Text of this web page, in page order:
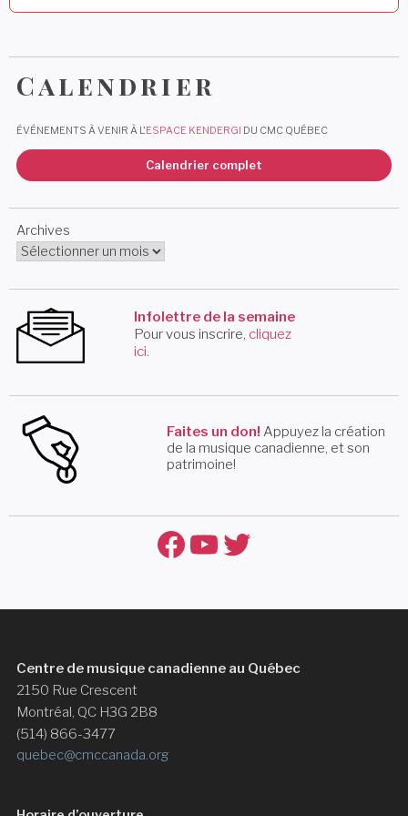
Calendrier
ÉVÉNEMENTS À VENIR À L'ESPACE KENDERGI DU CMC QUÉBEC
Calendrier complet
Archives
Infolettre de la semaine
Pour vous inscrire, cliquez
ici.
Faites un don! Appuyez la création
de la musique canadienne, et son
patrimoine!
Facebook
YouTube
Twitter
Centre de musique canadienne au Québec
2150 Rue Crescent
Montréal, QC H3G 2B8
(514) 866-3477
quebec@cmccanada.org